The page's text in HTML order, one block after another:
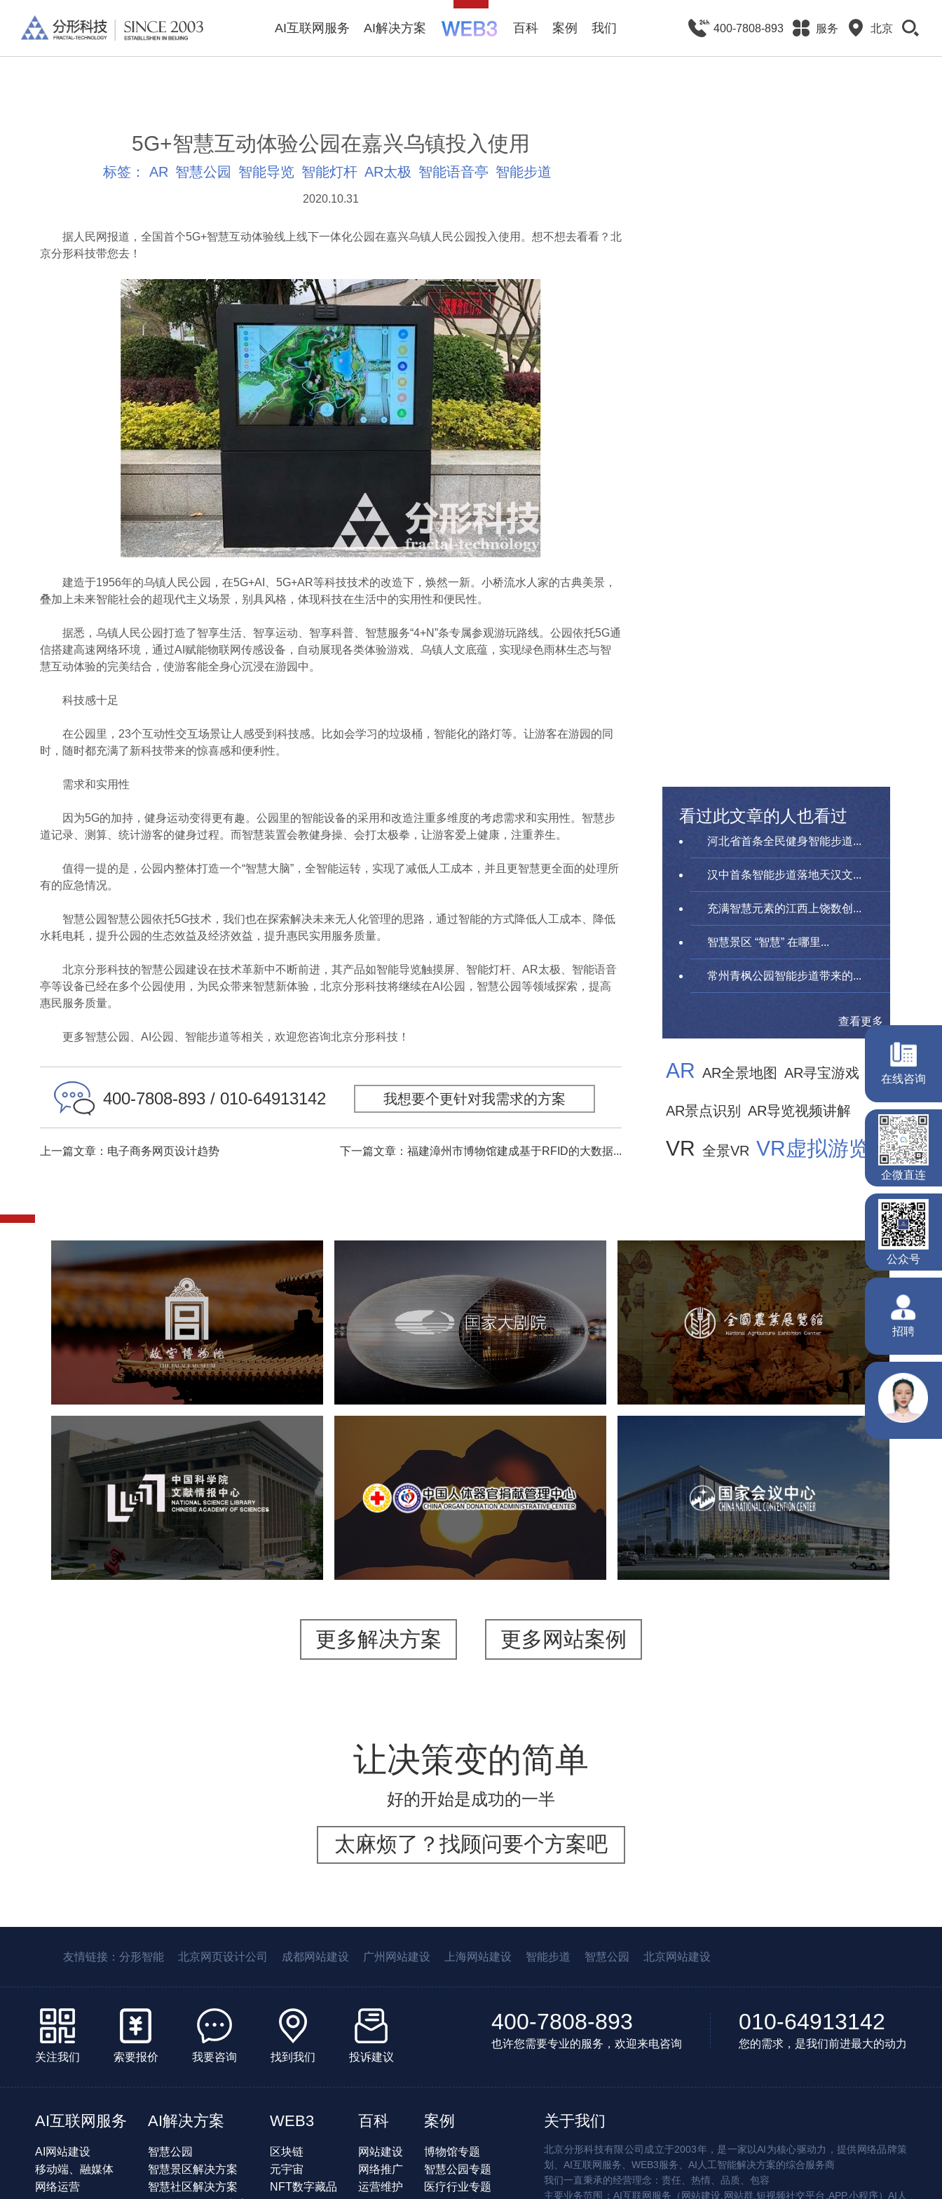
AI互联网服务 AI解决方案 百科 案例 我们 400-7808-893 服务 北京
5G+智慧互动体验公园在嘉兴乌镇投入使用
标签： AR 智慧公园 智能导览 智能灯杆 AR太极 智能语音亭 智能步道
2020.10.31
据人民网报道，全国首个5G+智慧互动体验线上线下一体化公园在嘉兴乌镇人民公园投入使用。想不想去看看？北
京分形科技带您去！
建造于1956年的乌镇人民公园，在5G+AI、5G+AR等科技技术的改造下，焕然一新。小桥流水人家的古典美景，
叠加上未来智能社会的超现代主义场景，别具风格，体现科技在生活中的实用性和便民性。
据悉，乌镇人民公园打造了智享生活、智享运动、智享科普、智慧服务“4+N”条专属参观游玩路线。公园依托5G通
信搭建高速网络环境，通过AI赋能物联网传感设备，自动展现各类体验游戏、乌镇人文底蕴，实现绿色雨林生态与智
慧互动体验的完美结合，使游客能全身心沉浸在游园中。
科技感十足
在公园里，23个互动性交互场景让人感受到科技感。比如会学习的垃圾桶，智能化的路灯等。让游客在游园的同
时，随时都充满了新科技带来的惊喜感和便利性。
需求和实用性
因为5G的加持，健身运动变得更有趣。公园里的智能设备的采用和改造注重多维度的考虑需求和实用性。智慧步
道记录、测算、统计游客的健身过程。而智慧装置会教健身操、会打太极拳，让游客爱上健康，注重养生。
值得一提的是，公园内整体打造一个“智慧大脑”，全智能运转，实现了减低人工成本，并且更智慧更全面的处理所
有的应急情况。
智慧公园智慧公园依托5G技术，我们也在探索解决未来无人化管理的思路，通过智能的方式降低人工成本、降低
水耗电耗，提升公园的生态效益及经济效益，提升惠民实用服务质量。
北京分形科技的智慧公园建设在技术革新中不断前进，其产品如智能导览触摸屏、智能灯杆、AR太极、智能语音
亭等设备已经在多个公园使用，为民众带来智慧新体验，北京分形科技将继续在AI公园，智慧公园等领域探索，提高
惠民服务质量。
更多智慧公园、AI公园、智能步道等相关，欢迎您咨询北京分形科技！
400-7808-893 / 010-64913142 我想要个更针对我需求的方案
上一篇文章：电子商务网页设计趋势 下一篇文章：福建漳州市博物馆建成基于RFID的大数据...
看过此文章的人也看过
河北省首条全民健身智能步道...
汉中首条智能步道落地天汉文...
充满智慧元素的江西上饶数创...
智慧景区 “智慧” 在哪里...
常州青枫公园智能步道带来的...
查看更多
AR AR全景地图 AR寻宝游戏
AR景点识别 AR导览视频讲解
VR 全景VR VR虚拟游览
故宫博物院
文化艺术 博物馆
智慧博物馆
博物馆网站建设
景区网站建设
文创商城
万能专题
网站代运营
国家大剧院
文化艺术 剧院 智慧展馆 展馆网站建设
农业展览馆
文化艺术 展馆网站建设
博物馆展厅设计
数字博物馆建设
展厅空间设计
企业展厅设计
公司展厅设计
北京展厅设计 产品展厅设计
中国科学院文献情报中心
机构组织 网站建设
虚拟展厅
博物馆展厅设计
数字博物馆建设
展厅空间设计
北京展厅设计
产品展厅设计
企业展厅设计
公司展厅设计
中国人体器官捐献管理中心
国企 品牌官网
网站设计
国家会议中心
服务行业 专业服务 网站建设 网站设计
更多解决方案 更多网站案例
让决策变的简单
好的开始是成功的一半
太麻烦了？找顾问要个方案吧
友情链接： 分形智能 北京网页设计公司 成都网站建设 广州网站建设 上海网站建设 智能步道 智慧公园 北京网站建设
关注我们 索要报价 我要咨询 找到我们 投诉建议
400-7808-893
也许您需要专业的服务，欢迎来电咨询
010-64913142
您的需求，是我们前进最大的动力
AI互联网服务
AI网站建设
移动端、融媒体
网络运营
AI解决方案
智慧公园
智慧景区解决方案
智慧社区解决方案
WEB3
区块链
元宇宙
NFT数字藏品
百科
网站建设
网络推广
运营维护
案例
博物馆专题
智慧公园专题
医疗行业专题
关于我们
北京分形科技有限公司成立于2003年，是一家以AI为核心驱动力，提供网络品牌策
划、AI互联网服务、WEB3服务、AI人工智能解决方案的综合服务商
我们一直秉承的经营理念：责任、热情、品质、包容
主要业务范围：AI互联网服务（网站建设,网站群,短视频社交平台,APP,小程序）AI人